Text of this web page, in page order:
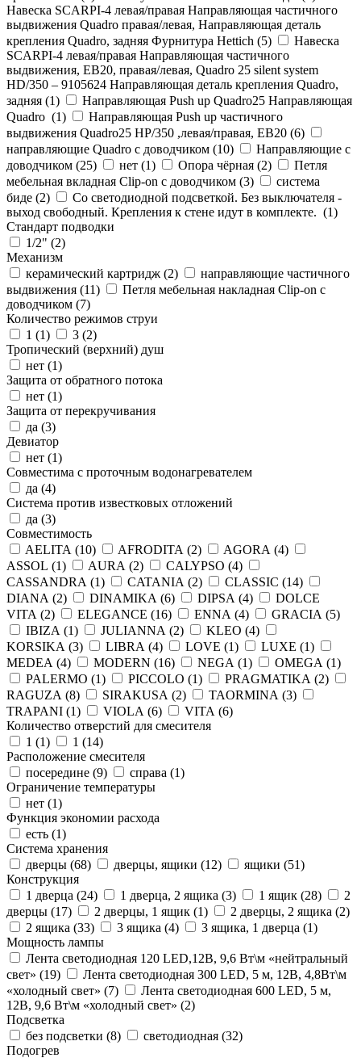
Навеска SCARPI-4 левая/правая Направляющая частичного
выдвижения Quadro правая/левая, Направляющая деталь
крепления Quadro, задняя Фурнитура Hettich (5)
Навеска
SCARPI-4 левая/правая Направляющая частичного
выдвижения, ЕВ20, правая/левая, Quadro 25 silent system
HD/350 – 9105624 Направляющая деталь крепления Quadro,
задняя (1)
Направляющая Push up Quadro25 Направляющая
Quadro (1)
Направляющая Push up частичного
выдвижения Quadro25 НР/350 ,левая/правая, ЕВ20 (6)
направляющие Quadro с доводчиком (10)
Направляющие с
доводчиком (25) нет (1) Опора чёрная (2)
Петля
мебельная вкладная Clip-on с доводчиком (3)
система
биде (2)
Со светодиодной подсветкой. Без выключателя -
выход свободный. Крепления к стене идут в комплекте. (1)
Стандарт подводки
1/2" (2)
Механизм
керамический картридж (2)
направляющие частичного
выдвижения (11)
Петля мебельная накладная Clip-on с
доводчиком (7)
Количество режимов струи
1 (1) 3 (2)
Тропический (верхний) душ
нет (1)
Защита от обратного потока
нет (1)
Защита от перекручивания
да (3)
Девиатор
нет (1)
Совместима с проточным водонагревателем
да (4)
Система против известковых отложений
да (3)
Совместимость
AELITA (10) AFRODITA (2) AGORA (4)
ASSOL (1) AURA (2) CALYPSO (4)
CASSANDRA (1) CATANIA (2) CLASSIC (14)
DIANA (2) DINAMIKA (6) DIPSA (4)
DOLCE
VITA (2) ELEGANCE (16) ENNA (4) GRACIA (5)
IBIZA (1) JULIANNA (2) KLEO (4)
KORSIKA (3) LIBRA (4) LOVE (1) LUXE (1)
MEDEA (4) MODERN (16) NEGA (1) OMEGA (1)
PALERMO (1) PICCOLO (1) PRAGMATIKA (2)
RAGUZA (8) SIRAKUSA (2) TAORMINA (3)
TRAPANI (1) VIOLA (6) VITA (6)
Количество отверстий для смесителя
1 (1) 1 (14)
Расположение смесителя
посередине (9) справа (1)
Ограничение температуры
нет (1)
Функция экономии расхода
есть (1)
Система хранения
дверцы (68) дверцы, ящики (12) ящики (51)
Конструкция
1 дверца (24) 1 дверца, 2 ящика (3) 1 ящик (28)
2
дверцы (17) 2 дверцы, 1 ящик (1) 2 дверцы, 2 ящика (2)
2 ящика (33) 3 ящика (4) 3 ящика, 1 дверца (1)
Мощность лампы
Лента светодиодная 120 LED,12В, 9,6 Вт\м «нейтральный
свет» (19)
Лента светодиодная 300 LED, 5 м, 12В, 4,8Вт\м
«холодный свет» (7)
Лента светодиодная 600 LED, 5 м,
12В, 9,6 Вт\м «холодный свет» (2)
Подсветка
без подсветки (8) светодиодная (32)
Подогрев